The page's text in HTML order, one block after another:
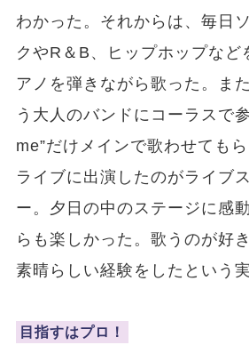
わかった。それからは、毎日
クやR＆B、ヒップホップなど
アノを弾きながら歌った。ま
う大人のバンドにコーラスで
me”だけメインで歌わせても
ライブに出演したのがライブ
ー。夕日の中のステージに感
らも楽しかった。歌うのが好
素晴らしい経験をしたという
目指すはプロ！